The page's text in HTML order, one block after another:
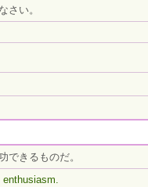
さい。
できるものだ。